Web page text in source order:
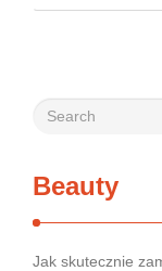
bywa dla wielu
Beauty
Jak skutecznie